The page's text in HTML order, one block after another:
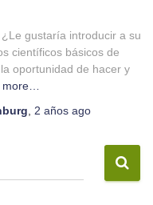
gustaría introducir a su
científicos básicos de
oportunidad de hacer y
2 años ago